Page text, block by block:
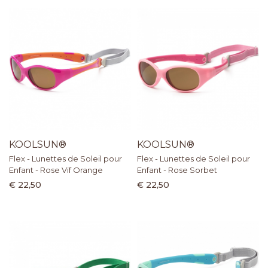
KOOLSUN®
Flex - Lunettes de Soleil pour
Enfant - Rose Vif Orange
€ 22,50
KOOLSUN®
Flex - Lunettes de Soleil pour
Enfant - Rose Sorbet
€ 22,50